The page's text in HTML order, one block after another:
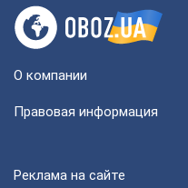
О компании
Правовая информация
Реклама на сайте